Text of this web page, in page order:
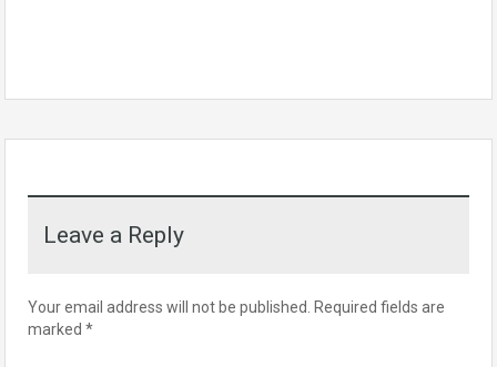
Leave a Reply
Your email address will not be published.
Required fields are
marked *